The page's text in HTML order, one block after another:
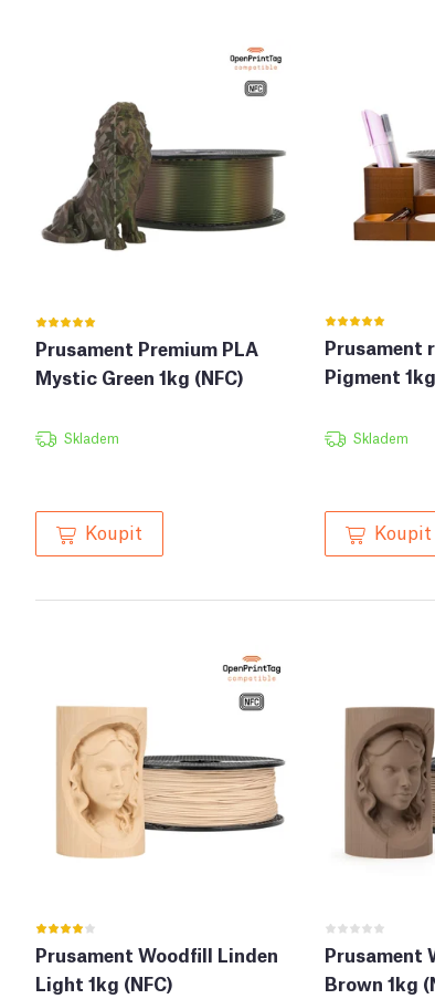
Prusament Premium PLA
Mystic Green 1kg (NFC)
Skladem
Koupit
Prusament
Pigment
Skladem
Koupit
Prusament Woodfill Linden
Light 1kg (NFC)
Prusament
Brown 1kg